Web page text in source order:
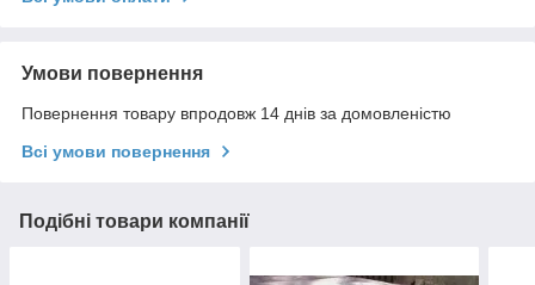
Умови повернення
Повернення товару впродовж 14 днів за домовленістю
Всі умови повернення
Подібні товари компанії